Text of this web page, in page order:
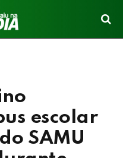
escolar
SAMU